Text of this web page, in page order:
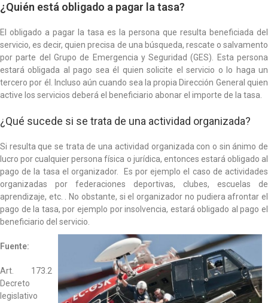
¿Quién está obligado a pagar la tasa?
El obligado a pagar la tasa es la persona que resulta beneficiada del
servicio, es decir, quien precisa de una búsqueda, rescate o salvamento
por parte del Grupo de Emergencia y Seguridad (GES). Esta persona
estará obligada al pago sea él quien solicite el servicio o lo haga un
tercero por él. Incluso aún cuando sea la propia Dirección General quien
active los servicios deberá el beneficiario abonar el importe de la tasa.
¿Qué sucede si se trata de una actividad organizada?
Si resulta que se trata de una actividad organizada con o sin ánimo de
lucro por cualquier persona física o jurídica, entonces estará obligado al
pago de la tasa el organizador. Es por ejemplo el caso de actividades
organizadas por federaciones deportivas, clubes, escuelas de
aprendizaje, etc. . No obstante, si el organizador no pudiera afrontar el
pago de la tasa, por ejemplo por insolvencia, estará obligado al pago el
beneficiario del servicio.
Fuente:
Art. 173.2
Decreto
legislativo